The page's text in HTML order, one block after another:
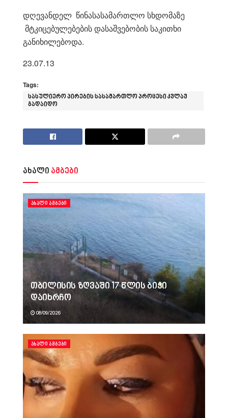
დღევანდელ წინასასამართლო სხდომაზე
მტკიცებულებების დასაშვებობის საკითხი
განიხილებოდა.
23.07.13
Tags:
სასულიერო პირების სასამართლო პროცესი კვლავ
გადაიდო
ახალი ამბები
ᲐᲮᲐᲚᲘ ᲐᲛᲑᲔᲑᲘ
თბილისის ზღვაში 17 წლის ბიჭი
დაიხრჩო
08/09/2026
ᲐᲮᲐᲚᲘ ᲐᲛᲑᲔᲑᲘ